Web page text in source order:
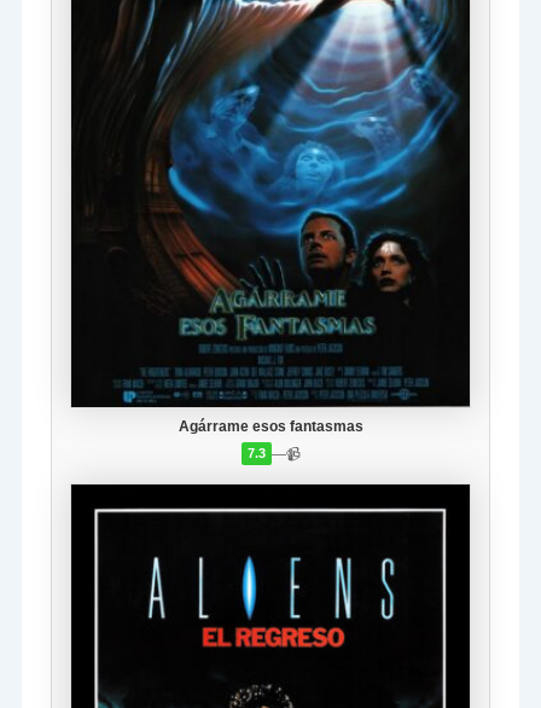
Agárrame esos fantasmas
7.3 —📹